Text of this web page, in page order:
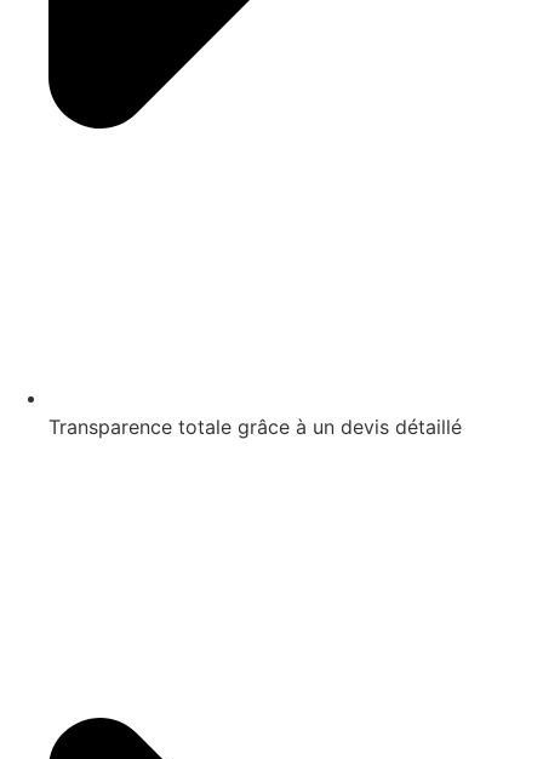
Transparence totale grâce à un devis détaillé